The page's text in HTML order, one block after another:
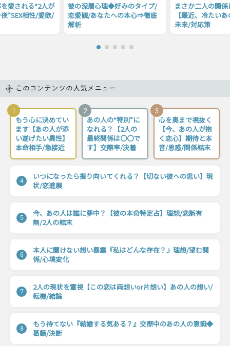
愛される“2人が
”SEX相性/愛欲/
彼の深層心理◆好みのタイプ/
恋愛観/あなたへの本心⇒徹底
解析
まさか二人の関
【最近、冷たい
未来/対応策
このコンテンツの人気メニュー
1
もう心に決めてい
ます【あの人が添
い遂げたい異性】
本命相手/急接近
2
あの人の“特別”に
なれる？【2人の
最終関係は〇〇で
す】交際率/決着
3
心を奥まで視抜く
【今、あの人が抱
く恋心】期待と本
音/思惑/関係結末
4
いつになったら振り向いてくれる？【切ない彼への思い】現
状/恋進展
5
今、あの人は誰に夢中？【彼の本命特定占】理想/恋脈有
無/2人の結末
6
本人に聞けない想い暴露『私はどんな存在？』理想/望む関
係/心境変化
7
2人の現状を霊視【この恋は両想いor片想い】あの人の想い/
転機/結論
8
もう待てない『結婚する気ある？』交際中のあの人の意識◆
葛藤/決断